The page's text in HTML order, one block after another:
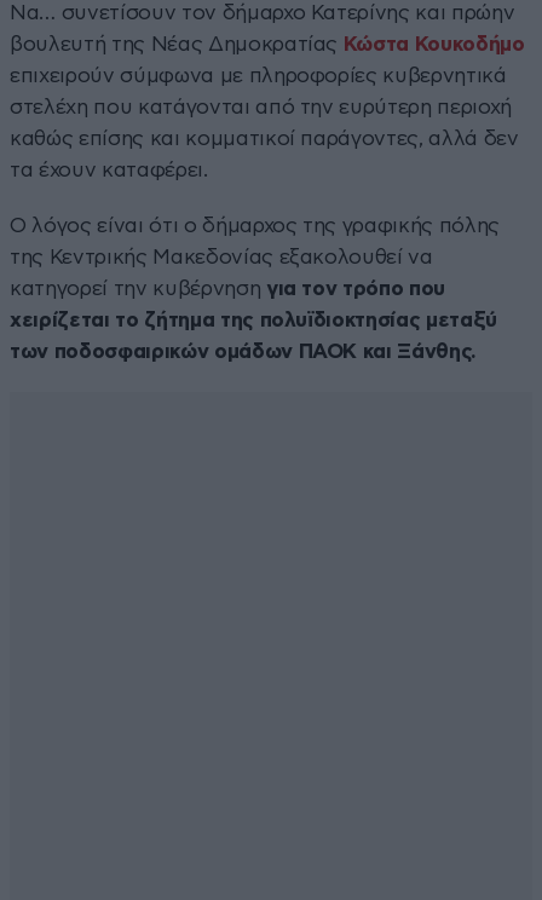
Να… συνετίσουν τον δήμαρχο Κατερίνης και πρώην
βουλευτή της Νέας Δημοκρατίας Κώστα Κουκοδήμο
επιχειρούν σύμφωνα με πληροφορίες κυβερνητικά
στελέχη που κατάγονται από την ευρύτερη περιοχή
καθώς επίσης και κομματικοί παράγοντες, αλλά δεν
τα έχουν καταφέρει.
Ο λόγος είναι ότι ο δήμαρχος της γραφικής πόλης
της Κεντρικής Μακεδονίας εξακολουθεί να
κατηγορεί την κυβέρνηση για τον τρόπο που
χειρίζεται το ζήτημα της πολυϊδιοκτησίας μεταξύ
των ποδοσφαιρικών ομάδων ΠΑΟΚ και Ξάνθης.